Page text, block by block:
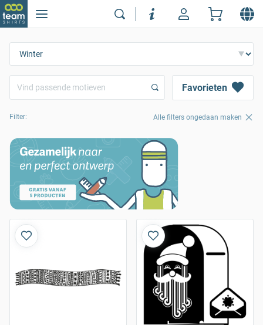
Favorieten
Filter: Alle filters ongedaan maken